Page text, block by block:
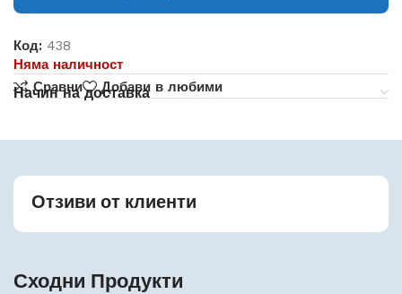
Код: 438
Няма наличност
Сравни
Добави в любими
Начин на доставка
Отзиви от клиенти
Сходни Продукти